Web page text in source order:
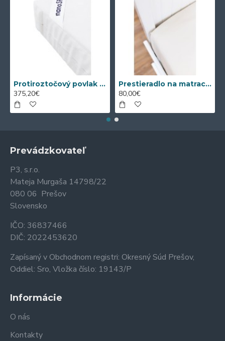
Protiroztočový povlak nanoSPACE na matrac sa ZIPSOM
375,20€
Prestieradlo na matrac Nanobavlna® s gumou
80,00€
Prevádzkovateľ
P3, s.r.o.
Mateja Murgaša 14798/22
080 06 Prešov
Slovensko
IČO: 36837466
DIČ: 2022453620
Zapísaný v Obchodnom registri: Okresný Súd Prešov,
Oddiel: Sro, Vložka číslo: 19143/P
Informácie
O nás
Kontakty